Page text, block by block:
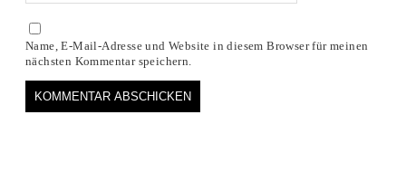
Name, E-Mail-Adresse und Website in diesem Browser für meinen
nächsten Kommentar speichern.